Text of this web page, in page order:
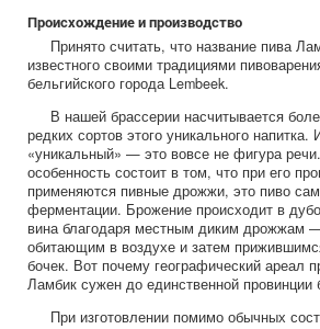
Происхождение и производство
Принято считать, что название пива
известного своими традициями
бельгийского города Lembeek.
В нашей брассерии насчитывается
редких сортов этого уникального напитка.
«уникальный» — это вовсе не фигура
особенность состоит в том, что при его
применяются пивные дрожжи, это пиво
ферментации. Брожение происходит в
вина благодаря местным диким дрожжам
обитающим в воздухе и затем
бочек. Вот почему географический ареал
Ламбик сужен до единственной провинции
При изготовлении помимо обычных